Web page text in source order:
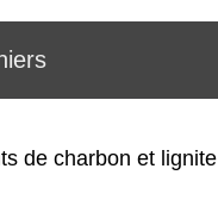
de charbon et lignite